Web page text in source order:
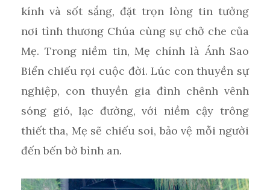
kính và sốt sắng, đặt trọn lòng tin tưởng
nơi tình thương Chúa cùng sự chở che của
Mẹ. Trong niềm tin, Mẹ chính là Ánh Sao
Biển chiếu rọi cuộc đời. Lúc con thuyền sự
nghiệp, con thuyền gia đình chênh vênh
sóng gió, lạc đường, với niềm cậy trông
thiết tha, Mẹ sẽ chiếu soi, bảo vệ mỗi người
đến bến bờ bình an.